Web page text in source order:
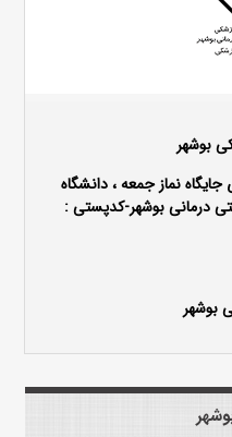
بوشهر
نماز جمعه ، دانشگاه
درمانی بوشهر-کدپستی :
بوشهر